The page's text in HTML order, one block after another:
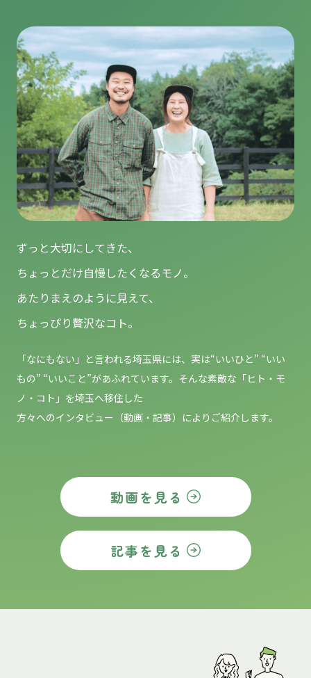
ずっと大切にしてきた、
ちょっとだけ自慢したくなるモノ。
あたりまえのように見えて、
ちょっぴり贅沢なコト。
「なにもない」と言われる埼玉県には、実は“いいひと” “いい
もの” “いいこと”があふれています。そんな素敵な「ヒト・モ
ノ・コト」を埼玉へ移住した
方々へのインタビュー（動画・記事）によりご紹介します。
動画を見る
記事を見る